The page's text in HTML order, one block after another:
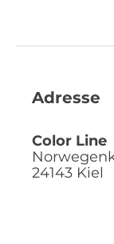
Bars an Bord,
Adresse
Color Line
24143 Kiel